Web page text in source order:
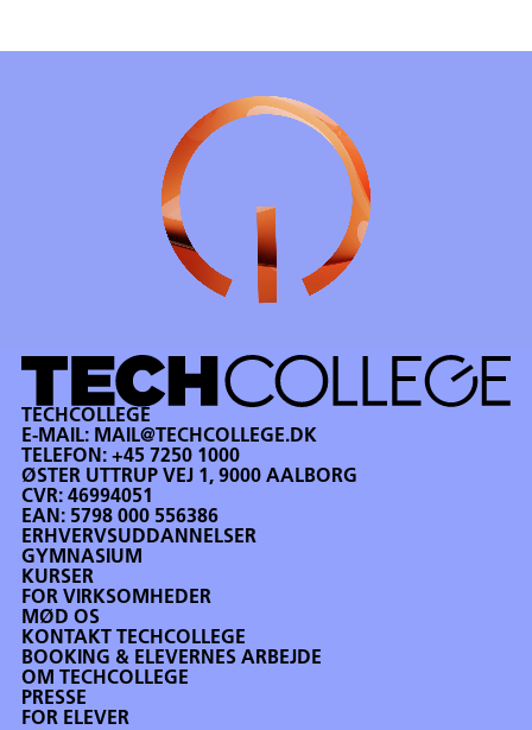
TECHCOLLEGE
E-MAIL: MAIL@TECHCOLLEGE.DK
TELEFON:+45 7250 1000
ØSTER UTTRUP VEJ 1, 9000 AALBORG
CVR: 46994051
EAN: 5798 000 556386
ERHVERVSUDDANNELSER
GYMNASIUM
KURSER
FOR VIRKSOMHEDER
MØD OS
KONTAKT TECHCOLLEGE
BOOKING & ELEVERNES ARBEJDE
OM TECHCOLLEGE
PRESSE
FOR ELEVER